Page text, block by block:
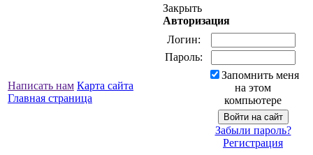
Написать нам Карта сайта
Главная страница
Закрыть
Авторизация
Логин:
Пароль:
Запомнить меня
на этом
компьютере
Забыли пароль?
Регистрация